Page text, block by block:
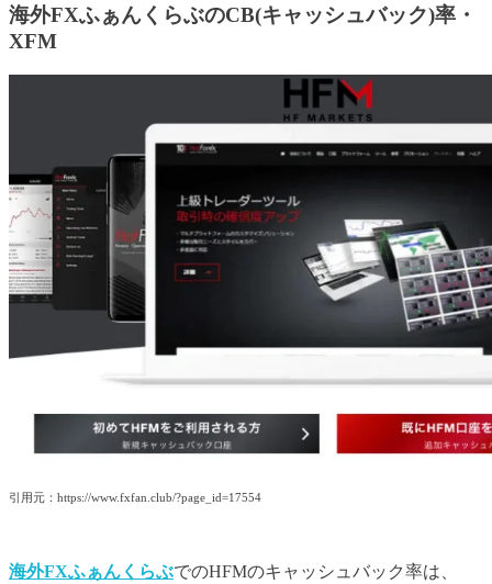
海外FXふぁんくらぶのCB(キャッシュバック)率・
XFM
引用元：https://www.fxfan.club/?page_id=17554
海外FXふぁんくらぶでのHFMのキャッシュバック率は、